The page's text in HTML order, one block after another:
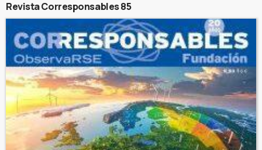
Revista Corresponsables 85